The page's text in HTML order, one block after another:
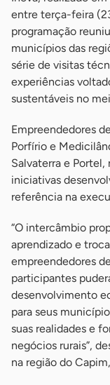
entre terça-feira
programação
municípios das
série de visitas
experiências
sustentáveis no
Empreendedores
Porfírio e
Salvaterra e
iniciativas
referência na
“O intercâmbio
aprendizado e
empreendedores
participantes
desenvolvimento
para seus
suas realidades e
negócios rurais”,
na região do